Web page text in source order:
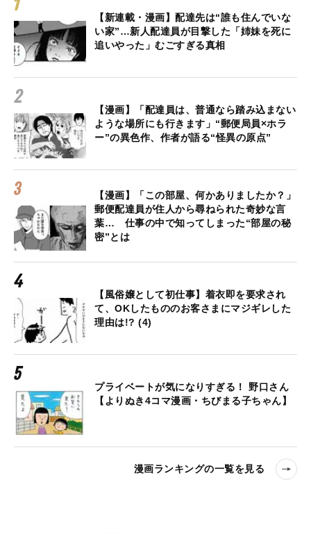
【新連載・漫画】配達先は“誰も住んでいな
い家”…新人配達員が目撃した「姉妹を死に
追いやった」むごすぎる真相
【漫画】「配達員は、普通なら踏み込まない
ような場所にも行きます」“郵便局員×ホラ
ー”の異色作、作者が語る“怪異の原点”
【漫画】「この部屋、何かありましたか？」
郵便配達員が住人から尋ねられた奇妙な言
葉… 仕事の中で知ってしまった“部屋の秘
密”とは
【風俗嬢として初仕事】着衣即を要求され
て、OKしたもののお客さまにマジギレした
理由は!? (4)
プライベートが気になりすぎる！ 野口さん
【よりぬき4コマ漫画・ちびまる子ちゃん】
漫画ランキングの一覧を見る